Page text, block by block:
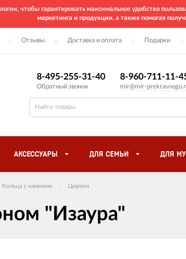
чтобы гарантировать максимальное удобство
маркетинга и продукции, а также помогая
Отзывы Доставка и оплата Подарки
8-495-255-31-40
Обратный звонок
8-960-711-11-
mir@mir-
АКСЕССУАРЫ ДЛЯ СЕМЬИ ДЛЯ
Кольца с камнями Циркон
"Изаура"